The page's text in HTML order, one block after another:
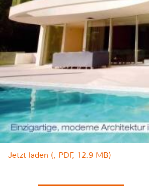
Jetzt laden (, PDF, 12.9 MB)